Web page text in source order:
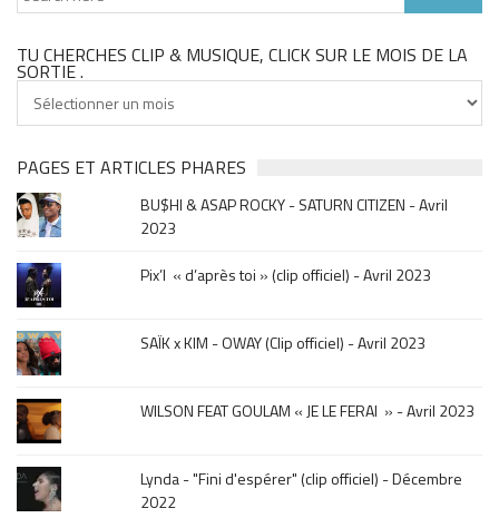
TU CHERCHES CLIP & MUSIQUE, CLICK SUR LE MOIS DE LA
SORTIE .
cherches
&
musique,
click
sur
le
mois
de
la
sortie
PAGES ET ARTICLES PHARES
BU$HI & ASAP ROCKY - SATURN CITIZEN - Avril
2023
Pix’l « d’après toi » (clip officiel) - Avril 2023
SAÏK x KIM - OWAY (Clip officiel) - Avril 2023
WILSON FEAT GOULAM « JE LE FERAI » - Avril 2023
Lynda - "Fini d'espérer" (clip officiel) - Décembre
2022